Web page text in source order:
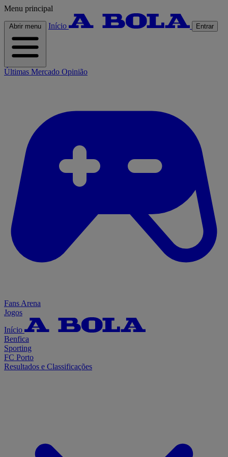
Menu principal
Abrir menu Início Entrar
Últimas Mercado Opinião
Fans Arena
Jogos
Início
Benfica
Sporting
FC Porto
Resultados e Classificações